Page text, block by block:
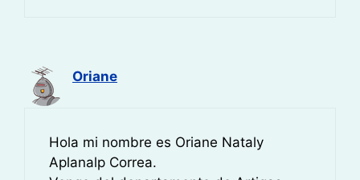
Oriane
Hola mi nombre es Oriane Nataly
Aplanalp Correa.